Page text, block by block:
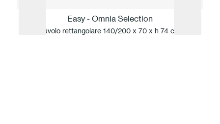
Easy - Omnia Selection
Tavolo rettangolare 140/200 x 70 x h 74 cm